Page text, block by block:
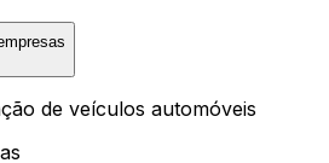
de veículos automóveis